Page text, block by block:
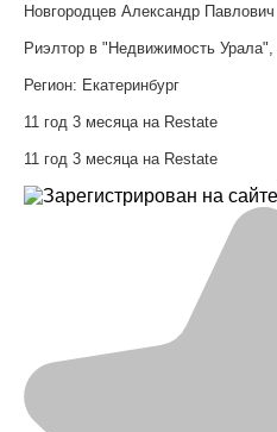
Новгородцев Александр Павлович
Риэлтор в "Недвижимость
Регион: Екатеринбург
11 год 3 месяца на Restate
11 год 3 месяца на Restate